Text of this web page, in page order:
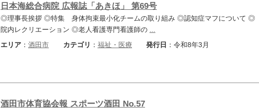
日本海総合病院 広報誌「あきほ」 第69号
◎理事長挨拶 ◎特集 身体拘束最小化チームの取り組み ◎認知症マフについて ◎
院内レクリエーション ◎老人看護専門看護師の
エリア ： 酒田市 カテゴリ ： 福祉・医療 発行日 ：令和8年3月
酒田市体育協会報 スポーツ酒田 No.57